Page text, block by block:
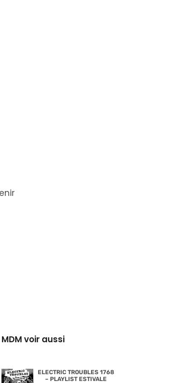
MDM voir aussi
ELECTRIC TROUBLES 1768
– PLAYLIST ESTIVALE